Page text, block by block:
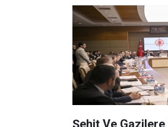
Şehit Ve